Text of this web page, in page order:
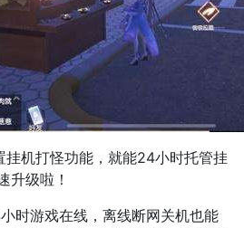
挂机打怪功能，就能24小时托管挂
升级啦！
时游戏在线，离线断网关机也能